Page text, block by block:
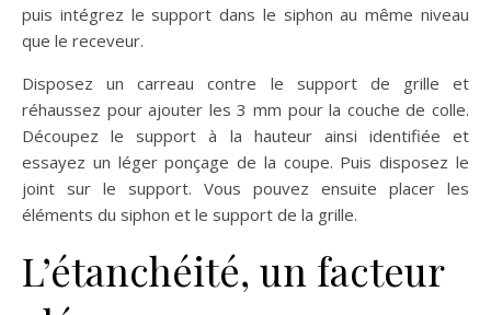
puis intégrez le support dans le siphon au même niveau
que le receveur.
Disposez un carreau contre le support de grille et
réhaussez pour ajouter les 3 mm pour la couche de colle.
Découpez le support à la hauteur ainsi identifiée et
essayez un léger ponçage de la coupe. Puis disposez le
joint sur le support. Vous pouvez ensuite placer les
éléments du siphon et le support de la grille.
L’étanchéité, un facteur